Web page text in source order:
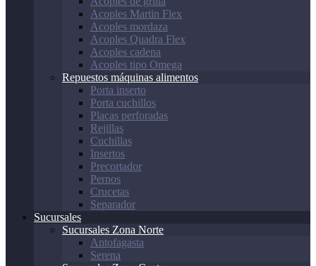
Acoples Martin Flex
Acoples mordaza
Acoples Quadra Flex
Acoples cadena
Acoples tipo Omega
Repuestos máquinas alimentos
Porta inserto
Porta cuchillos
Placas perforadas
Rejillas
Cuchillas
Insertos
Precortador
Pernos
Crucetas
Separador
Sucursales
Sucursales Zona Norte
Antofagasta
Serena